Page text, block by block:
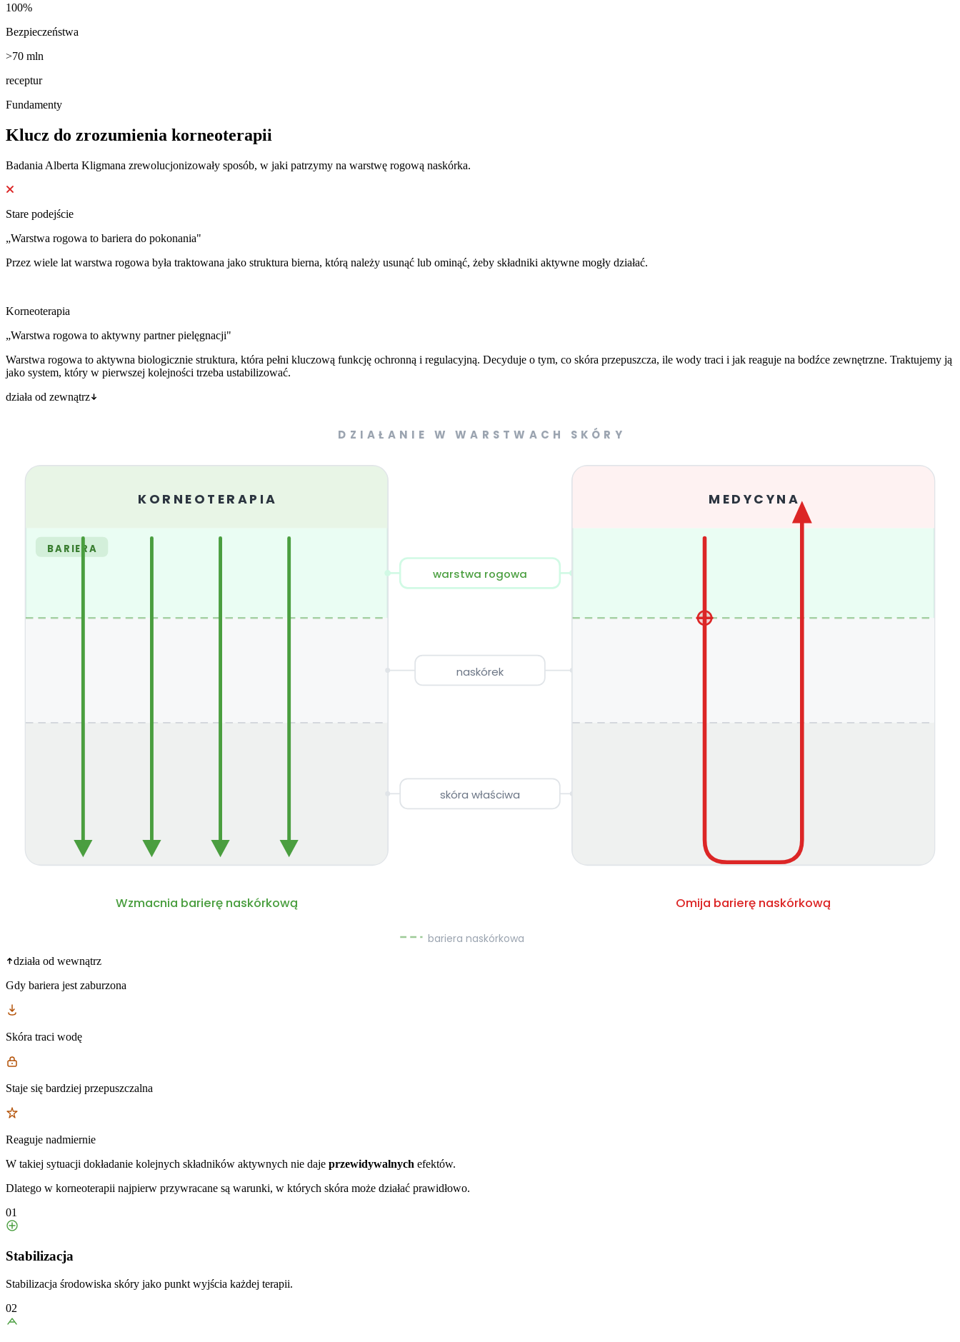
100%
Bezpieczeństwa
>70 mln
receptur
Fundamenty
Klucz do zrozumienia korneoterapii
Badania Alberta Kligmana zrewolucjonizowały sposób, w jaki patrzymy na warstwę rogową naskórka.
Stare podejście
„Warstwa rogowa to bariera do pokonania"
Przez wiele lat warstwa rogowa była traktowana jako struktura bierna, którą należy usunąć lub ominąć, żeby składniki aktywne mogły działać.
Korneoterapia
„Warstwa rogowa to aktywny partner pielęgnacji"
Warstwa rogowa to aktywna biologicznie struktura, która pełni kluczową funkcję ochronną i regulacyjną. Decyduje o tym, co skóra przepuszcza, ile wody traci i jak reaguje na bodźce zewnętrzne. Traktujemy ją
jako system, który w pierwszej kolejności trzeba ustabilizować.
działa od zewnątrz
BARIERA
KORNEOTERAPIA
Wzmacnia barierę naskórkową
warstwa rogowa
naskórek
skóra właściwa
MEDYCYNA
Omija barierę naskórkową
DZIAŁANIE W WARSTWACH SKÓRY
bariera naskórkowa
działa od wewnątrz
Gdy bariera jest zaburzona
Skóra traci wodę
Staje się bardziej przepuszczalna
Reaguje nadmiernie
W takiej sytuacji dokładanie kolejnych składników aktywnych nie daje przewidywalnych efektów.
Dlatego w korneoterapii najpierw przywracane są warunki, w których skóra może działać prawidłowo.
01
Stabilizacja
Stabilizacja środowiska skóry jako punkt wyjścia każdej terapii.
02